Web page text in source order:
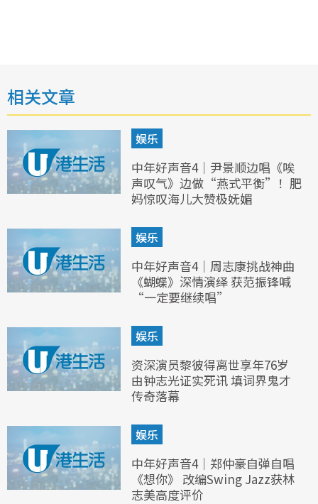
相关文章
娱乐
中年好声音4｜尹景顺边唱《唉
声叹气》边做“燕式平衡”！肥
妈惊叹海儿大赞极妩媚
娱乐
中年好声音4｜周志康挑战神曲
《蝴蝶》深情演绎 获范振锋喊
“一定要继续唱”
娱乐
资深演员黎彼得离世享年76岁
由钟志光证实死讯 填词界鬼才
传奇落幕
娱乐
中年好声音4｜郑仲豪自弹自唱
《想你》 改编Swing Jazz获林
志美高度评价